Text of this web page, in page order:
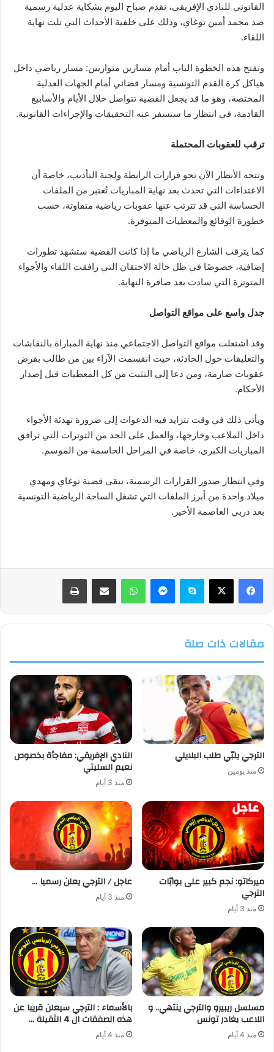
القانوني للنادي الإفريقي، تقدم صباح اليوم بشكاية عدلية رسمية
ضد محمد أمين توغاي، وذلك على خلفية الأحداث التي تلت نهاية
اللقاء.
وتفتح هذه الخطوة الباب أمام مسارين متوازيين: مسار رياضي داخل
هياكل كرة القدم التونسية ومسار قضائي أمام الجهات العدلية
المختصة، وهو ما قد يجعل القضية تتواصل خلال الأيام والأسابيع
القادمة، في انتظار ما ستسفر عنه التحقيقات والإجراءات القانونية.
ترقب للعقوبات المحتملة
وتتجه الأنظار الآن نحو قرارات الرابطة ولجنة التأديب، خاصة أن
الاعتداءات التي تحدث بعد نهاية المباريات تُعتبر من الملفات
الحساسة التي قد تترتب عنها عقوبات رياضية متفاوتة، حسب
خطورة الوقائع والمعطيات المتوفرة.
كما يترقب الشارع الرياضي ما إذا كانت القضية ستشهد تطورات
إضافية، خصوصًا في ظل حالة الاحتقان التي رافقت اللقاء والأجواء
المتوترة التي سادت بعد صافرة النهاية.
جدل واسع على مواقع التواصل
وقد اشتعلت مواقع التواصل الاجتماعي منذ نهاية المباراة بالنقاشات
والتعليقات حول الحادثة، حيث انقسمت الآراء بين من طالب بفرض
عقوبات صارمة، ومن دعا إلى التثبت من كل المعطيات قبل إصدار
الأحكام.
ويأتي ذلك في وقت تتزايد فيه الدعوات إلى ضرورة تهدئة الأجواء
داخل الملاعب وخارجها، والعمل على الحد من التوترات التي ترافق
المباريات الكبرى، خاصة في المراحل الحاسمة من الموسم.
وفي انتظار صدور القرارات الرسمية، تبقى قضية توغاي ومهدي
ميلاد واحدة من أبرز الملفات التي تشغل الساحة الرياضية التونسية
بعد دربي العاصمة الأخير.
فيسبوك سكايب واتساب
مقالات ذات صلة
الترجي يلبّي طلب البلايلي
منذ يومين
النادي الإفريقي: مفاجأة بخصوص
نعيم السليتي
منذ 3 أيام
ميركاتو: نجم كبير على بوابّات
الترجي
منذ 3 أيام
عاجل / الترجي يعلن رسميا …
منذ 3 أيام
مسلسل ريبيرو والترجي ينتهي.. و
اللاعب يغادر تونس
منذ 4 أيام
بالأسماء : الترجي سيعلن قريبا عن
هذه الصفقات ال 4 الثقيلة …
منذ 4 أيام